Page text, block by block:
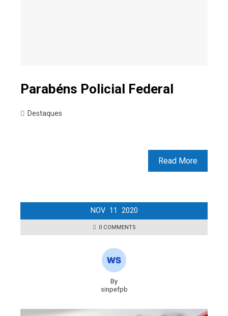
Parabéns Policial Federal
Destaques
Read More
NOV 11 2020
0 COMMENTS
By
sinpefpb